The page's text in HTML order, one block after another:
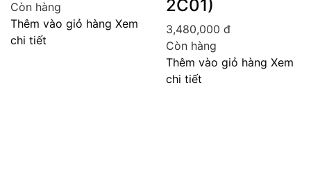
Còn hàng
Thêm vào giỏ hàng Xem
chi tiết
2C01)
3,480,000 đ
Còn hàng
Thêm vào giỏ hàng Xem
chi tiết